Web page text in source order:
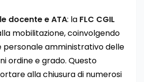
docente e ATA: la FLC CGIL
mobilitazione, coinvolgendo
personale amministrativo delle
ordine e grado. Questo
alla chiusura di numerosi